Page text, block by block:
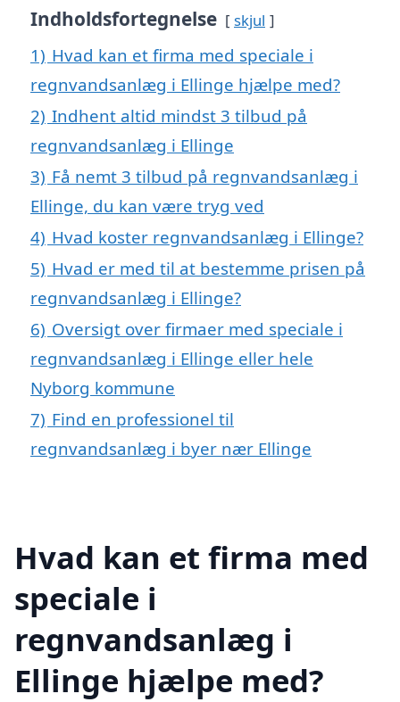
Indholdsfortegnelse skjul
1) Hvad kan et firma med speciale i
regnvandsanlæg i Ellinge hjælpe med?
2) Indhent altid mindst 3 tilbud på
regnvandsanlæg i Ellinge
3) Få nemt 3 tilbud på regnvandsanlæg i
Ellinge, du kan være tryg ved
4) Hvad koster regnvandsanlæg i Ellinge?
5) Hvad er med til at bestemme prisen på
regnvandsanlæg i Ellinge?
6) Oversigt over firmaer med speciale i
regnvandsanlæg i Ellinge eller hele
Nyborg kommune
7) Find en professionel til
regnvandsanlæg i byer nær Ellinge
Hvad kan et firma med
speciale i
regnvandsanlæg i
Ellinge hjælpe med?